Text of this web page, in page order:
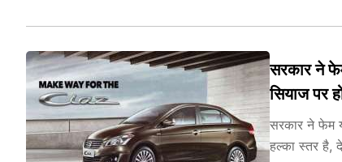
सरकार ने
सियाज पर
सरकार ने फेम
हल्का स्तर है,